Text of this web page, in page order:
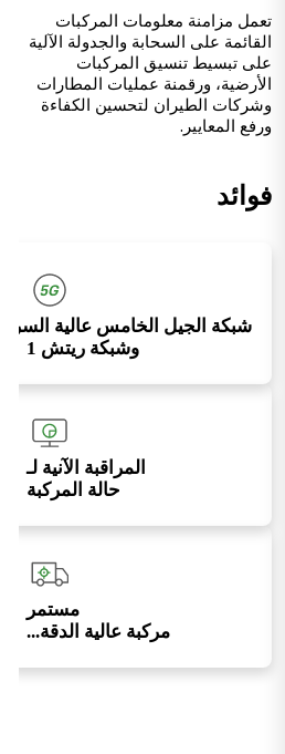
تعمل مزامنة معلومات المركبات
القائمة على السحابة والجدولة الآلية
على تبسيط تنسيق المركبات
الأرضية، ورقمنة عمليات المطارات
وشركات الطيران لتحسين الكفاءة
ورفع المعايير.
فوائد
شبكة الجيل الخامس عالية السرعة
وشبكة ريتش 1
المراقبة الآنية لـ
حالة المركبة
مستمر
مركبة عالية الدقة...